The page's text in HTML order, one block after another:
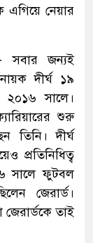
এগিয়ে নেয়ার
সবার জন্যই
দীর্ঘ ১৯
২০১৬ সালে।
শুরু
তিনি। দীর্ঘ
প্রতিনিধিত্ব
সালে ফুটবল
জেরার্ড।
জেরার্ডকে তাই